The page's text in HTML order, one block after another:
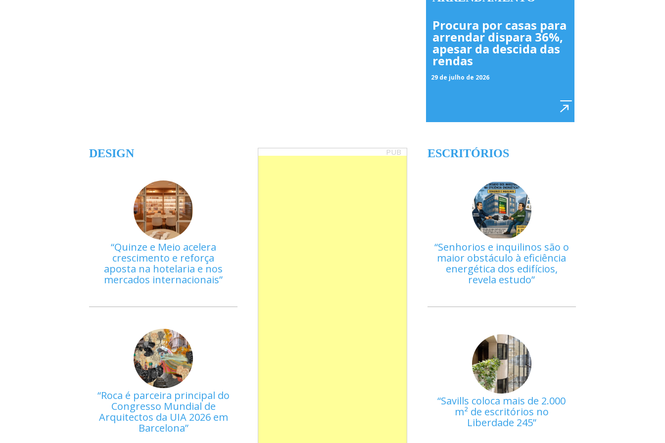
Procura por casas para
arrendar dispara 36%,
apesar da descida das
rendas
29 de julho de 2026
DESIGN
Quinze e Meio acelera
crescimento e reforça
aposta na hotelaria e nos
mercados internacionais
Roca é parceira principal do
Congresso Mundial de
Arquitectos da UIA 2026 em
Barcelona
PUB ESCRITÓRIOS
Senhorios e inquilinos são o
maior obstáculo à eficiência
energética dos edifícios,
revela estudo
Savills coloca mais de 2.000
m² de escritórios no
Liberdade 245